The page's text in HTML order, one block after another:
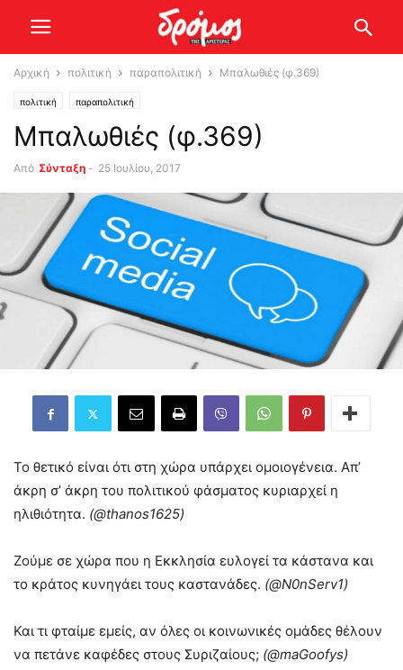
Αρχική πολιτική παραπολιτική Μπαλωθιές (φ.369)
πολιτική παραπολιτική
Μπαλωθιές (φ.369)
Από Σύνταξη - 25 Ιουλίου, 2017
Το θετικό είναι ότι στη χώρα υπάρχει ομοιογένεια. Απ’
άκρη σ’ άκρη του πολιτικού φάσματος κυριαρχεί η
ηλιθιότητα. (@thanos1625)
Ζούμε σε χώρα που η Εκκλησία ευλογεί τα κάστανα και
το κράτος κυνηγάει τους καστανάδες. (@N0nServ1)
Και τι φταίμε εμείς, αν όλες οι κοινωνικές ομάδες θέλουν
να πετάνε καφέδες στους Συριζαίους; (@maGoofys)